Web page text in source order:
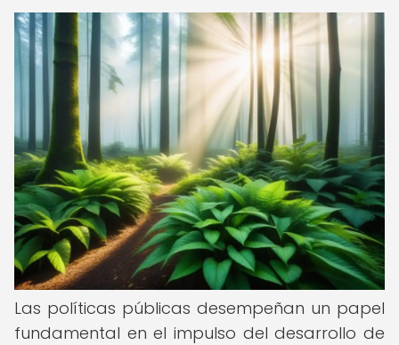
Las políticas públicas desempeñan un papel
fundamental en el impulso del desarrollo de